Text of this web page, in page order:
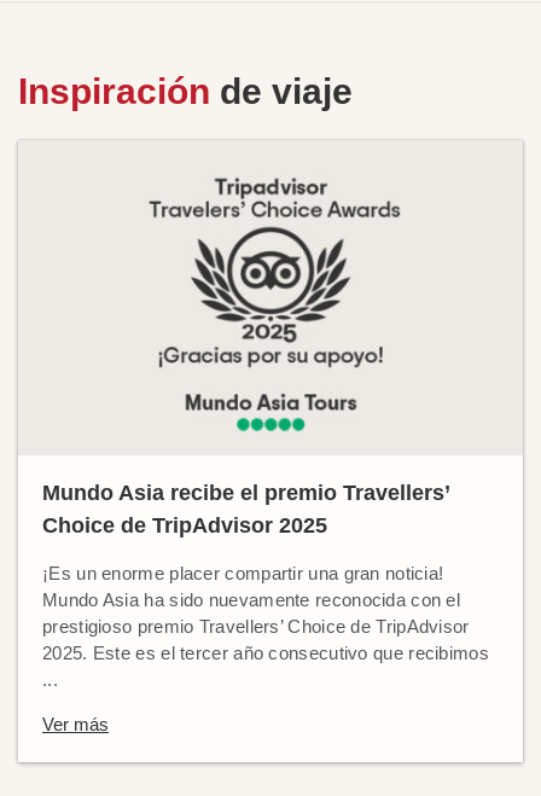
Inspiración de viaje
Mundo Asia recibe el premio Travellers’
Choice de TripAdvisor 2025
¡Es un enorme placer compartir una gran noticia!
Mundo Asia ha sido nuevamente reconocida con el
prestigioso premio Travellers’ Choice de TripAdvisor
2025. Este es el tercer año consecutivo que recibimos
...
Ver más